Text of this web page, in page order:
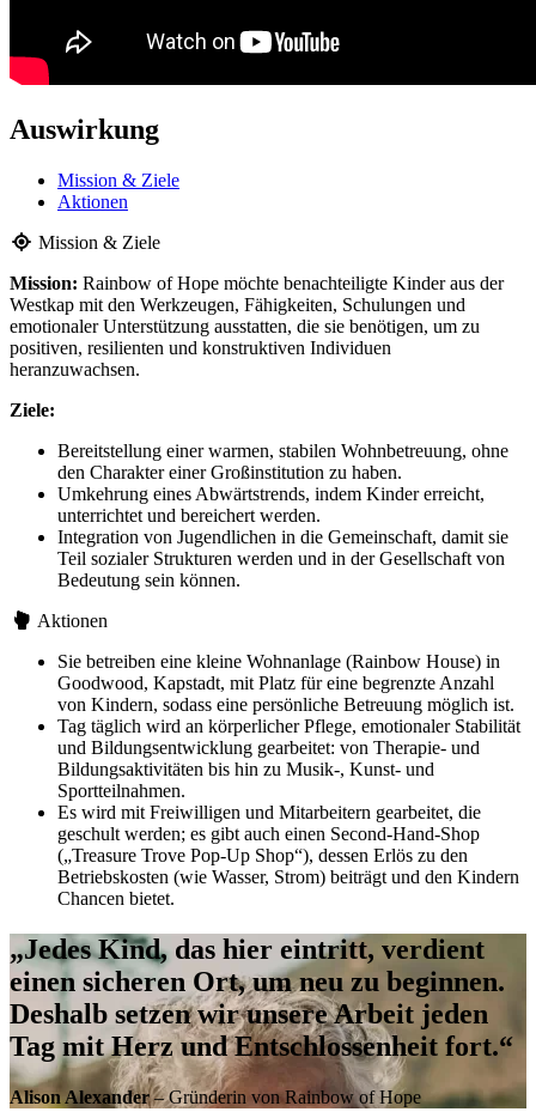
Auswirkung
Mission & Ziele
Aktionen
Mission & Ziele
Mission: Rainbow of Hope möchte benachteiligte Kinder aus der
Westkap mit den Werkzeugen, Fähigkeiten, Schulungen und
emotionaler Unterstützung ausstatten, die sie benötigen, um zu
positiven, resilienten und konstruktiven Individuen
heranzuwachsen.
Ziele:
Bereitstellung einer warmen, stabilen Wohnbetreuung, ohne
den Charakter einer Großinstitution zu haben.
Umkehrung eines Abwärtstrends, indem Kinder erreicht,
unterrichtet und bereichert werden.
Integration von Jugendlichen in die Gemeinschaft, damit sie
Teil sozialer Strukturen werden und in der Gesellschaft von
Bedeutung sein können.
Aktionen
Sie betreiben eine kleine Wohnanlage (Rainbow House) in
Goodwood, Kapstadt, mit Platz für eine begrenzte Anzahl
von Kindern, sodass eine persönliche Betreuung möglich ist.
Tag täglich wird an körperlicher Pflege, emotionaler Stabilität
und Bildungsentwicklung gearbeitet: von Therapie- und
Bildungsaktivitäten bis hin zu Musik-, Kunst- und
Sportteilnahmen.
Es wird mit Freiwilligen und Mitarbeitern gearbeitet, die
geschult werden; es gibt auch einen Second-Hand-Shop
(„Treasure Trove Pop-Up Shop“), dessen Erlös zu den
Betriebskosten (wie Wasser, Strom) beiträgt und den Kindern
Chancen bietet.
„Jedes Kind, das hier eintritt, verdient
einen sicheren Ort, um neu zu beginnen.
Deshalb setzen wir unsere Arbeit jeden
Tag mit Herz und Entschlossenheit fort.“
Alison Alexander– Gründerin von Rainbow of Hope